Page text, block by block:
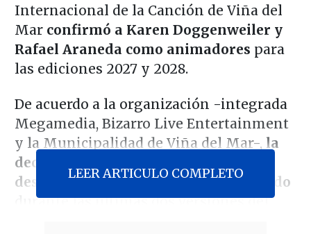
Internacional de la Canción de Viña del
Mar confirmó a Karen Doggenweiler y
Rafael Araneda como animadores para
las ediciones 2027 y 2028.
De acuerdo a la organización -integrada
Megamedia, Bizarro Live Entertainment
y la Municipalidad de Viña del Mar-, la
decisión "responde al destacado
desempeño que ambos han demostrado
durante las últimas dos versiones del
LEER ARTICULO COMPLETO